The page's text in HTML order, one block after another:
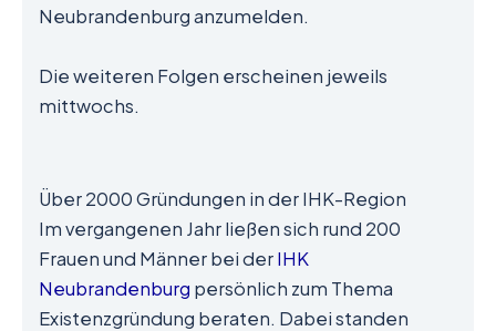
Neubrandenburg anzumelden.
Die weiteren Folgen erscheinen jeweils
mittwochs.
Über 2000 Gründungen in der IHK-Region
Im vergangenen Jahr ließen sich rund 200
Frauen und Männer bei derIHK
Neubrandenburg persönlich zum Thema
Existenzgründung beraten. Dabei standen